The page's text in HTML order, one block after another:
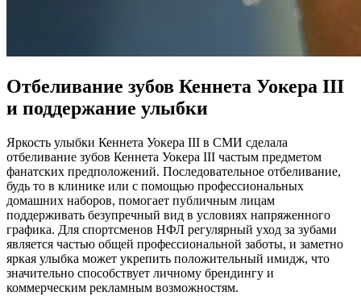
Отбеливание зубов Кеннета Уокера III
и поддержание улыбки
Яркость улыбки Кеннета Уокера III в СМИ сделала
отбеливание зубов Кеннета Уокера III частым предметом
фанатских предположений. Последовательное отбеливание,
будь то в клинике или с помощью профессиональных
домашних наборов, помогает публичным лицам
поддерживать безупречный вид в условиях напряженного
графика. Для спортсменов НФЛ регулярный уход за зубами
является частью общей профессиональной заботы, и заметно
яркая улыбка может укрепить положительный имидж, что
значительно способствует личному брендингу и
коммерческим рекламным возможностям.